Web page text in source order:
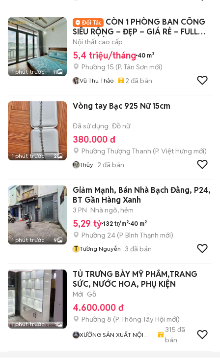
1 phút trước 11
CÒN 1 PHÒNG BAN CÔNG
SIÊU RỘNG – ĐẸP – GIÁ RẺ – FULL
NỘI THẤT NGAY MŨI
Nội thất cao cấp
5,4 triệu/tháng 40 m²
Phường 15 (P. Tân Sơn mới)
Vũ Thu Thảo 2 đã bán
1 phút trước 2
Vòng tay Bạc 925 Nữ 15cm
Đã sử dụng Đồ nữ
380.000 đ
Phường Thượng Thanh (P. Việt Hưng mới)
Thủy 2 đã bán
1 phút trước 9
Giảm Mạnh, Bán Nhà Bạch Đằng, P24,
BT Gần Hàng Xanh
3 PN Nhà ngõ, hẻm
5,29 tỷ 132 tr/m² 40 m²
Phường 24 (P. Bình Thạnh mới)
T Tường Nguyễn 3 đã bán
1 phút trước 1
TỦ TRƯNG BÀY MỸ PHẨM,TRANG
SỨC, NƯỚC HOA, PHỤ KIỆN
Mới Gỗ
4.600.000 đ
Phường 8 (P. Thông Tây Hội mới)
XƯỞNG SẢN XUẤT NỘI
315 đã
bán